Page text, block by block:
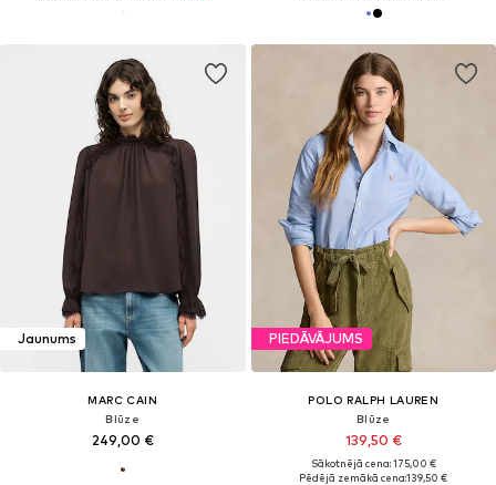
Jaunums
MARC CAIN
Blūze
249,00 €
PIEDĀVĀJUMS
POLO RALPH LAUREN
Blūze
139,50 €
Sākotnējā cena: 175,00 €
Pēdējā zemākā cena:139,50 €